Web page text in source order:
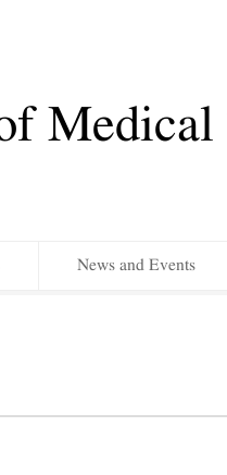
News and Events